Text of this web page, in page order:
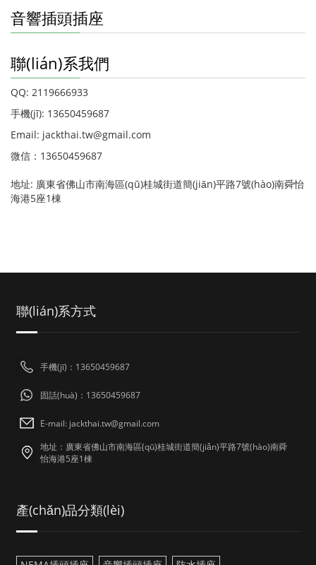
音響插頭插座
聯(lián)系我們
QQ: 2119666933
手機(jī): 13650459687
Email: jackthai.tw@gmail.com
微信：13650459687
地址: 廣東省佛山市南海區(qū)桂城街道簡(jiǎn)平路7號(hào)南舜怡
海港5座1棟
聯(lián)系方式
手機(jī)：13650459687
固話(huà)：13650459687
E-mail: jackthai.tw@gmail.com
地址：廣東省佛山市南海區(qū)桂城街道簡(jiǎn)平路7號(hào)南舜
怡海港5座1棟
產(chǎn)品分類(lèi)